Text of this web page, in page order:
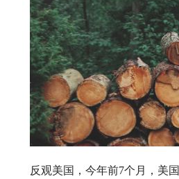
反观美国，今年前7个月，美